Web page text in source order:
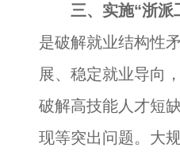
三、实施“浙派
是破解就业结构性
展、稳定就业导向
破解高技能人才短
现等突出问题。大